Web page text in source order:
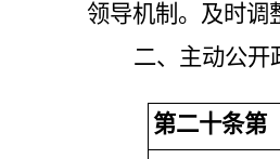
领导机制。及时调
二、主动公开
第二十条第